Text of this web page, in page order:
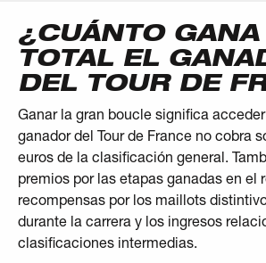
¿CUÁNTO GANA
TOTAL EL
DEL TOUR DE
Ganar la gran boucle significa
ganador del Tour de France no cobra
euros de la clasificación general.
premios por las etapas ganadas en el
recompensas por los maillots
durante la carrera y los ingresos
clasificaciones intermedias.